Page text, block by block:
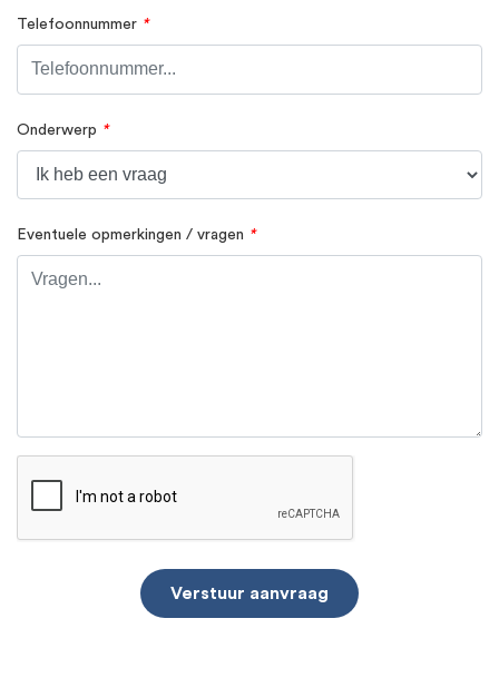
Telefoonnummer *
Onderwerp *
Eventuele opmerkingen / vragen *
Verstuur aanvraag